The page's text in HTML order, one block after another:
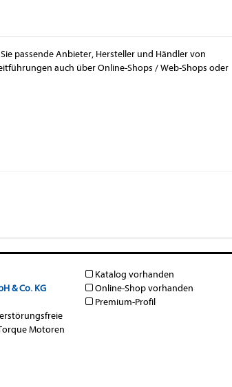
passende Anbieter, Hersteller und Händler von
auch über Online-Shops / Web-Shops oder
& Co. KG
Motoren
Katalog vorhanden
Online-Shop vorhanden
Premium-Profil